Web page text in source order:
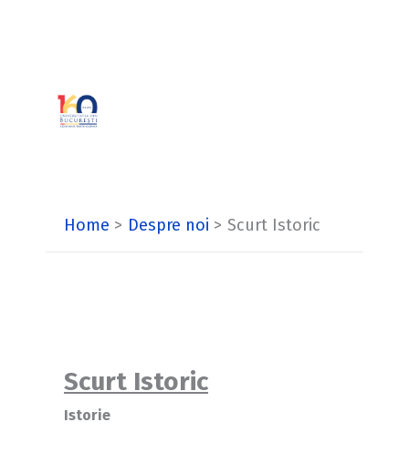
Home Despre noi Scurt Istoric
Scurt Istoric
Istorie